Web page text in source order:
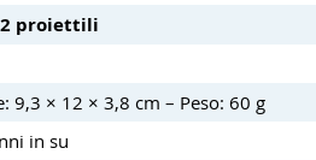
2 proiettili
9,3 × 12 × 3,8 cm – Peso: 60 g
in su